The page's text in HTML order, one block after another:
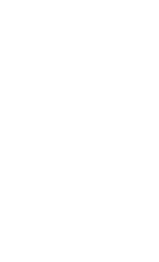
てしまう
ーマを知りたい
触れてみたい
がある
す）
電話いたします。